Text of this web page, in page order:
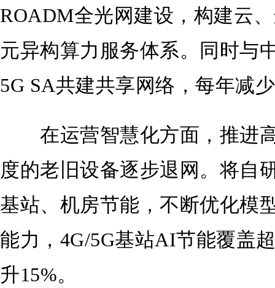
ROADM全光网建设，构建云
元异构算力服务体系。同时与
5G SA共建共享网络，每年减
在运营智慧化方面，推进
度的老旧设备逐步退网。将自
基站、机房节能，不断优化模
能力，4G/5G基站AI节能覆盖
升15%。